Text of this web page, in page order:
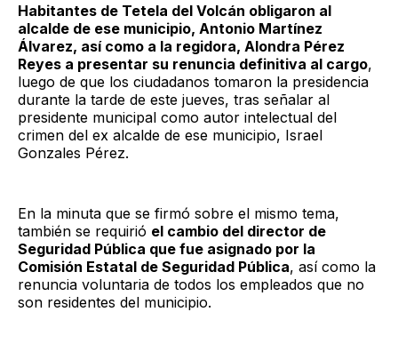
Habitantes de Tetela del Volcán obligaron al
alcalde de ese municipio, Antonio Martínez
Álvarez, así como a la regidora, Alondra Pérez
Reyes a presentar su renuncia definitiva al cargo,
luego de que los ciudadanos tomaron la presidencia
durante la tarde de este jueves, tras señalar al
presidente municipal como autor intelectual del
crimen del ex alcalde de ese municipio, Israel
Gonzales Pérez.
En la minuta que se firmó sobre el mismo tema,
también se requirió el cambio del director de
Seguridad Pública que fue asignado por la
Comisión Estatal de Seguridad Pública, así como la
renuncia voluntaria de todos los empleados que no
son residentes del municipio.